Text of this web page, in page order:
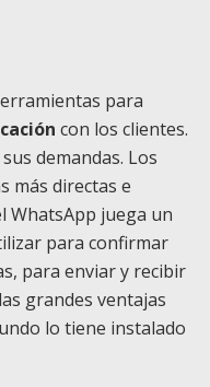
para
con los clientes.
demandas. Los
más directas e
WhatsApp juega un
para confirmar
para enviar y recibir
grandes ventajas
lo tiene instalado